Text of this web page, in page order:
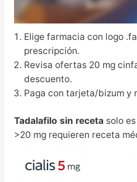
Elige farmacia con logo
prescripción.
Revisa ofertas 20 mg
descuento.
Paga con tarjeta/bizum y
Tadalafilo sin receta solo
>20 mg requieren receta